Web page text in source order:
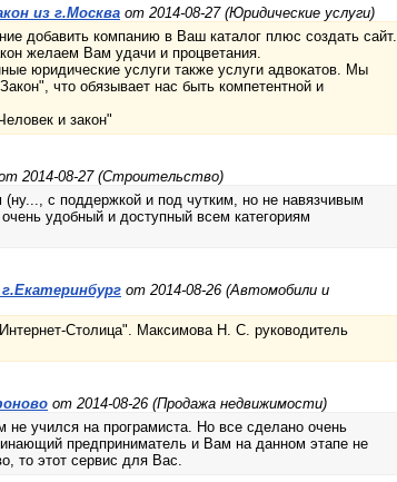
из г.Москва от 2014-08-27 (Юридические услуги)
добавить компанию в Ваш каталог плюс создать сайт.
желаем Вам удачи и процветания.
юридические услуги также услуги адвокатов. Мы
что обязывает нас быть компетентной и
и закон"
2014-08-27 (Строительство)
с поддержкой и под чутким, но не навязчивым
удобный и доступный всем категориям
от 2014-08-26 (Автомобили и
Столица". Максимова Н. С. руководитель
от 2014-08-26 (Продажа недвижимости)
учился на програмиста. Но все сделано очень
предприниматель и Вам на данном этапе не
то этот сервис для Вас.